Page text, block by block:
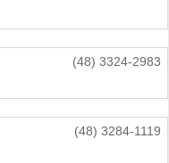
(48) 3324-2983
(48) 3284-1119